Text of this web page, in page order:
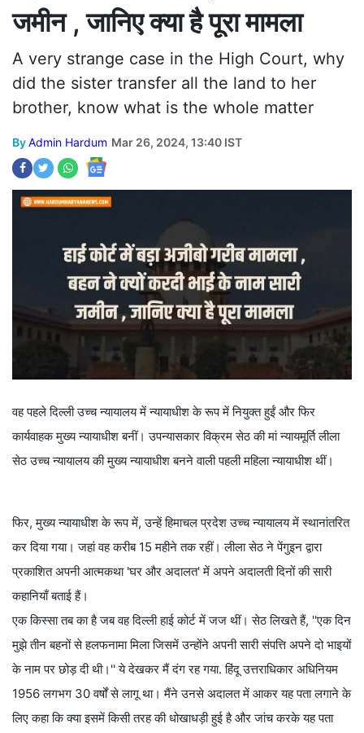
जमीन , जानिए क्या है पूरा मामला
A very strange case in the High Court, why
did the sister transfer all the land to her
brother, know what is the whole matter
ByAdmin Hardum Mar 26, 2024, 13:40 IST
वह पहले दिल्ली उच्च न्यायालय में न्यायाधीश के रूप में नियुक्त हुईं और फिर
कार्यवाहक मुख्य न्यायाधीश बनीं। उपन्यासकार विक्रम सेठ की मां न्यायमूर्ति लीला
सेठ उच्च न्यायालय की मुख्य न्यायाधीश बनने वाली पहली महिला न्यायाधीश थीं।
फिर, मुख्य न्यायाधीश के रूप में, उन्हें हिमाचल प्रदेश उच्च न्यायालय में स्थानांतरित
कर दिया गया। जहां वह करीब 15 महीने तक रहीं। लीला सेठ ने पेंगुइन द्वारा
प्रकाशित अपनी आत्मकथा 'घर और अदालत' में अपने अदालती दिनों की सारी
कहानियाँ बताई हैं।
एक किस्सा तब का है जब वह दिल्ली हाई कोर्ट में जज थीं। सेठ लिखते हैं, ''एक दिन
मुझे तीन बहनों से हलफनामा मिला जिसमें उन्होंने अपनी सारी संपत्ति अपने दो भाइयों
के नाम पर छोड़ दी थी।'' ये देखकर मैं दंग रह गया. हिंदू उत्तराधिकार अधिनियम
1956 लगभग 30 वर्षों से लागू था। मैंने उनसे अदालत में आकर यह पता लगाने के
लिए कहा कि क्या इसमें किसी तरह की धोखाधड़ी हुई है और जांच करके यह पता